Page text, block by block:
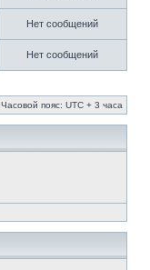
Нет сообщений
Нет сообщений
Часовой пояс: UTC + 3 часа